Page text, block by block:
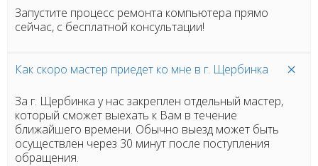
Запустите процесс ремонта компьютера прямо
сейчас, с бесплатной консультации!
Как скоро мастер приедет ко мне в г. Щербинка
За г. Щербинка у нас закреплен отдельный мастер,
который сможет выехать к Вам в течение
ближайшего времени. Обычно выезд может быть
осуществлен через 30 минут после поступления
обращения.